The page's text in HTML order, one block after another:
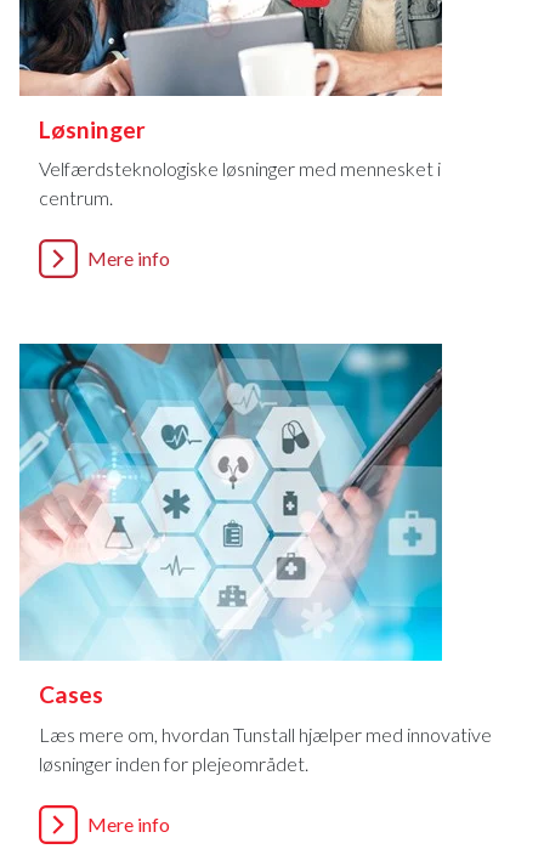
Løsninger
Velfærdsteknologiske løsninger med mennesket i
centrum.
Mere info
Cases
Læs mere om, hvordan Tunstall hjælper med innovative
løsninger inden for plejeområdet.
Mere info